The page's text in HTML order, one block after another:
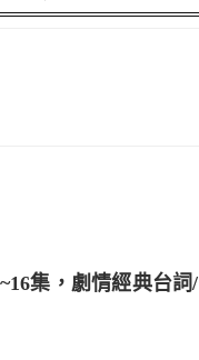
集，劇情經典台